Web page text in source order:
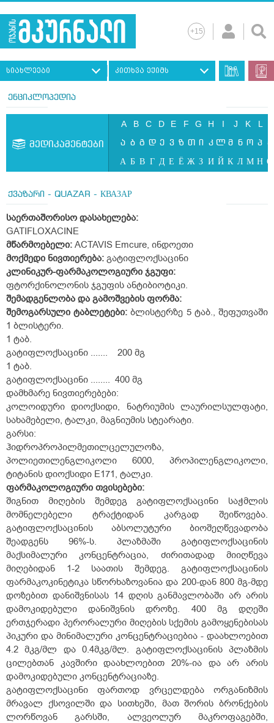
სიახლეები კითხვა ექიმს
ენციკლოპედია
მედიკამენტები
A B C D E F G H I J K L
ა ბ გ დ ე ვ ზ თ ი კ ლ მ ნ ო პ ჟ
А Б В Г Д Е Ё Ж З И Й К Л М Н О
ქვაზარი - QUAZAR - КВАЗАР
საერთაშორისო დასახელება:
GATIFLOXACINE
მწარმოებელი: ACTAVIS Emcure, ინდოეთი
მოქმედი ნივთიერება: გატიფლოქსაცინი
კლინიკურ-ფარმაკოლოგიური ჯგუფი:
ფტორქინოლონის ჯგუფის ანტიბიოტიკი.
შემადგენლობა და გამოშვების ფორმა:
შემოგარსულიტაბლეტები: ბლისტერზე 5 ტაბ., შეფუთვაში
1 ბლისტერი.
1 ტაბ.
გატიფლოქსაცინი ....... 200 მგ
1 ტაბ.
გატიფლოქსაცინი ........ 400 მგ
დამხმარე ნივთიერებები:
კოლოიდური დიოქსიდი, ნატრიუმის ლაურილსულფატი,
სახამებელი, ტალკი, მაგნიუმის სტეარატი.
გარსი:
ჰიდროპროპილმეთილცელულოზა,
პოლიეთილენგლიკოლი 6000, პროპილენგლიკოლი,
ტიტანის დიოქსიდი E171, ტალკი.
ფარმაკოლოგიური თვისებები:
შიგნით მიღების შემდეგ გატიფლოქსაცინი საჭმლის
მომნელებელი ტრაქტიდან კარგად შეიწოვება.
გატიფლოქსაცინის აბსოლუტური ბიოშეღწევადობა
შეადგენს 96%-ს. პლაზმაში გატიფლოქსაცინის
მაქსიმალური კონცენტრაცია, ძირითადად მიიღწევა
მიღებიდან 1-2 საათის შემდეგ. გატიფლოქსაცინის
ფარმაკოკინეტიკა სწორხაზოვანია და 200-დან 800 მგ-მდე
დოზებით დანიშვნისას 14 დღის განმავლობაში არ არის
დამოკიდებული დანიშვნის დროზე. 400 მგ დღეში
ერთჯერადი პერორალური მიღების სქემის გამოყენებისას
პიკური და მინიმალური კონცენტრაციებია - დაახლოებით
4.2 მკგ/მლ და 0.4მკგ/მლ. გატიფლოქსაცინის პლაზმის
ცილებთან კავშირი დაახლოებით 20%-ია და არ არის
დამოკიდებული კონცენტრაციაზე.
გატიფლოქსაცინი ფართოდ ვრცელდება ორგანიზმის
მრავალ ქსოვილში და სითხეში, მათ შორის ბრონქების
ლორწოვან გარსში, ალვეოლურ მაკროფაგებში,